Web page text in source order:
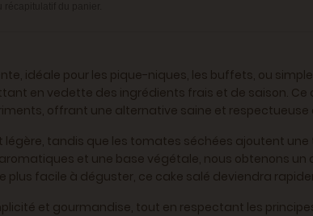
idéale pour les pique-niques, les buffets, ou
en vedette des ingrédients frais et de saison.
offrant une alternative saine et respectueuse
tandis que les tomates séchées ajoutent
et une base végétale, nous obtenons
plus facile à déguster, ce cake salé deviendra
et gourmandise, tout en respectant les